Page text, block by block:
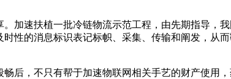
速扶植一批冷链物流示范工程，由先期指导，
性的消息标识表记标帜、采集、传输和阐发，从
，不只有帮于加速物联网相关手艺的财产使用